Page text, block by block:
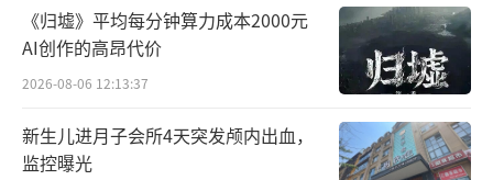
《归墟》平均每分钟算力成本2000元
AI创作的高昂代价
2026-08-06 12:13:37
新生儿进月子会所4天突发颅内出血，
监控曝光